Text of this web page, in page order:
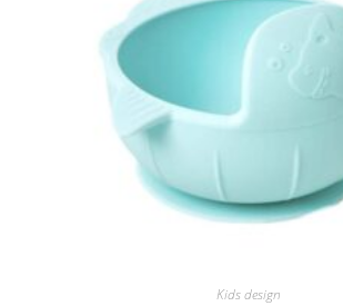
Kids design